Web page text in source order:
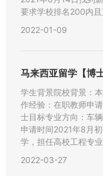
要求学校排名200内且
2022-01-09
学生背景院校背景：
作经验：在职教师申
士目标专业方向：车
申请时间2021年8月
学，担任高校工程专
2022-03-27